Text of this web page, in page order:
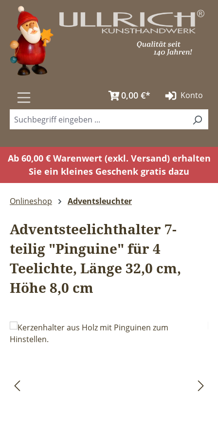
Zum Hauptinhalt springen
0,00 €* Konto
Ab 60,00 € Warenwert (exkl. Versand) erhalten
Sie ein kleines Geschenk gratis dazu
Onlineshop Adventsleuchter
Adventsteelichthalter 7-
teilig "Pinguine" für 4
Teelichte, Länge 32,0 cm,
Höhe 8,0 cm
Bildergalerie überspringen